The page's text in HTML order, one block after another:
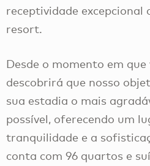
receptividade excepcional
resort.
Desde o momento em que
descobrirá que nosso
sua estadia o mais
possível, oferecendo um
tranquilidade e a
conta com 96 quartos e